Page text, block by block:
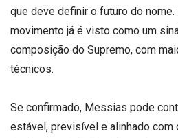
que deve definir o futuro do
movimento já é visto como um
composição do Supremo, com
técnicos.
Se confirmado, Messias pode
estável, previsível e alinhado com